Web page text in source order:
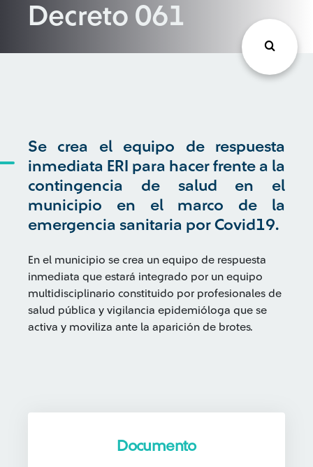
Decreto 061
Se crea el equipo de respuesta
inmediata ERI para hacer frente a la
contingencia de salud en el
municipio en el marco de la
emergencia sanitaria por Covid19.
En el municipio se crea un equipo de respuesta
inmediata que estará integrado por un equipo
multidisciplinario constituido por profesionales de
salud pública y vigilancia epidemióloga que se
activa y moviliza ante la aparición de brotes.
Documento